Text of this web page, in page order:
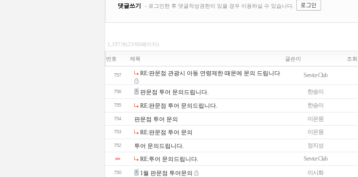
1,197개(23/60페이지)
번호 제목 글쓴이 조회
757 RE:판문점 관광시 아동 연령제한 때문에 문의 드립니다 Service Club
756 판문점 투어 문의드립니다. 한송이
755 RE:판문점 투어 문의드립니다. 한송이
754 판문점 투어 문의 이은원
753 RE:판문점 투어 문의 이은원
752 투어 문의드립니다. 정지성
>> RE:투어 문의드립니다. Service Club
750 1월 판문점 투어문의 이시화